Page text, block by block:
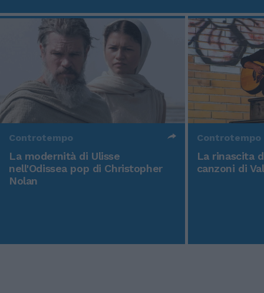
Controtempo
La modernità di Ulisse
nell'Odissea pop di Christopher
Nolan
Controtempo
La rinascita
canzoni di